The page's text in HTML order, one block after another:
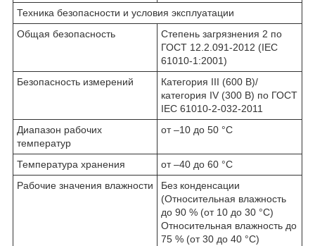
Техника безопасности и условия эксплуатации
Общая безопасность
Степень загрязнения 2 по
ГОСТ 12.2.091-2012 (IEC
61010-1:2001)
Безопасность измерений
Категория III (600 В)/
категория IV (300 В) по ГОСТ
IEC 61010-2-032-2011
Диапазон рабочих
температур
от –10 до 50 °C
Температура хранения
от –40 до 60 °C
Рабочие значения влажности
Без конденсации
(Относительная влажность
до 90 % (от 10 до 30 °C)
Относительная влажность до
75 % (от 30 до 40 °C)